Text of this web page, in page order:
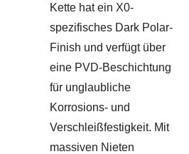
Kette hat ein X0-
spezifisches Dark Polar-
Finish und verfügt über
eine PVD-Beschichtung
für unglaubliche
Korrosions- und
Verschleißfestigkeit. Mit
massiven Nieten